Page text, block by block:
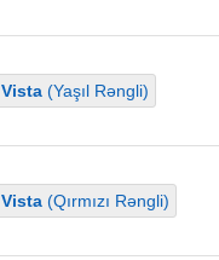
Vista(Yaşıl Rəngli)
Vista(Qırmızı Rəngli)